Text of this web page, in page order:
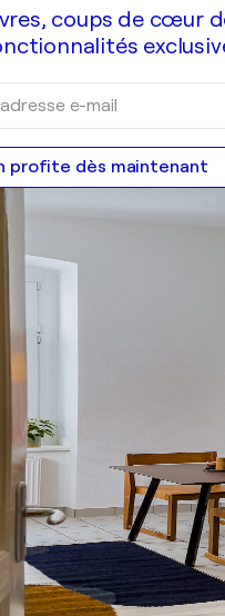
coups de cœur
profite dès maintenant